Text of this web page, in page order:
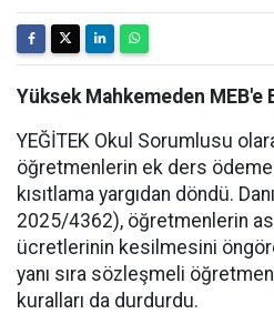
Yüksek Mahkemeden MEB'e
YEĞİTEK Okul Sorumlusu
öğretmenlerin ek ders
kısıtlama yargıdan döndü.
2025/4362), öğretmenlerin
ücretlerinin kesilmesini
yanı sıra sözleşmeli
kuralları da durdurdu.